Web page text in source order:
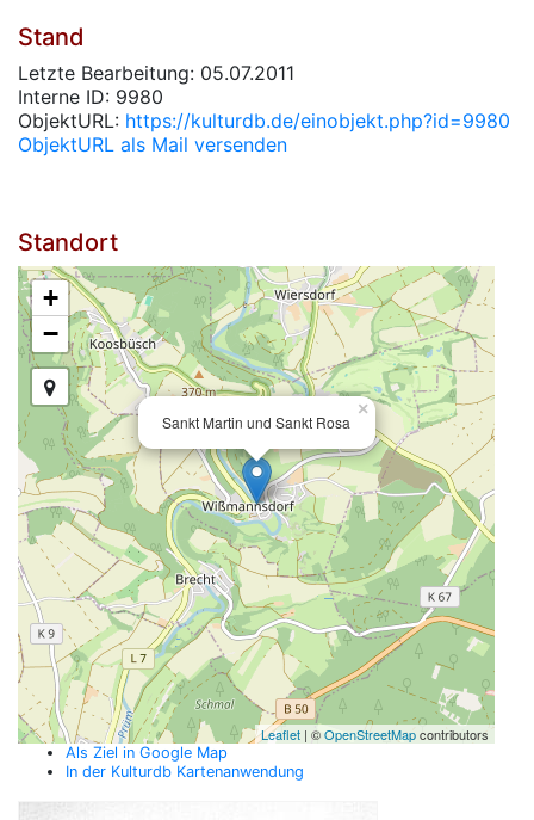
Stand
Letzte Bearbeitung: 05.07.2011
Interne ID: 9980
ObjektURL: https://kulturdb.de/einobjekt.php?id=9980
ObjektURL als Mail versenden
Standort
Sankt Martin und Sankt Rosa
×
+
−
Leaflet | ©OpenStreetMapcontributors
Als Ziel in Google Map
In der Kulturdb Kartenanwendung